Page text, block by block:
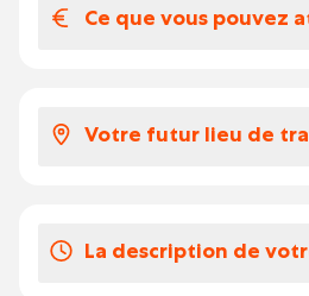
Ce que vous pouvez
Voici à quoi ressemble
Vous avez droit à des
Votre futur lieu de
et rénovationde toits
La description de